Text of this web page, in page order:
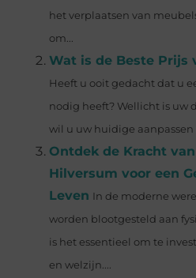
het verplaatsen van
om...
Wat is de Beste Prijs
Heeft u ooit gedacht dat u
nodig heeft? Wellicht is uw
wil u uw huidige aanpassen
Ontdek de Kracht
Hilversum voor een
Leven In de moderne
worden blootgesteld aan
is het essentieel om te
en welzijn....